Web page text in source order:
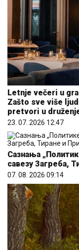
Letnje večeri u
Zašto sve više
pretvori u
23. 07. 2026 12:47
Сазнања
савезу Загреба,
07. 08. 2026 09:14